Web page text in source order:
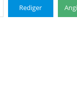
Rediger